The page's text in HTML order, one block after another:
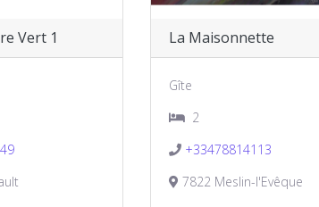
Vert 1 La Maisonnette
Gîte
2
+33478814113
7822 Meslin-l'Evêque